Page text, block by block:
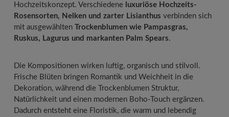
Hochzeitskonzept. Verschiedene luxuriöse Hochzeits-
Rosensorten, Nelken und zarter Lisianthus verbinden sich
mit ausgewählten Trockenblumen wie Pampasgras,
Ruskus, Lagurus und markanten Palm Spears.
Die Kompositionen wirken luftig, organisch und stilvoll.
Frische Blüten bringen Romantik und Weichheit in die
Dekoration, während die Trockenblumen Struktur,
Natürlichkeit und einen modernen Boho-Touch ergänzen.
Dadurch entsteht eine Floristik, die warm und lebendig